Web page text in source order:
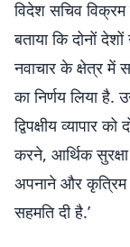
विदेश सचिव
बताया कि दोनों
नवाचार के क्षेत्र
का निर्णय लिया है.
द्विपक्षीय व्यापार
करने, आर्थिक
अपनाने और कृत्रिम
सहमति दी है.’